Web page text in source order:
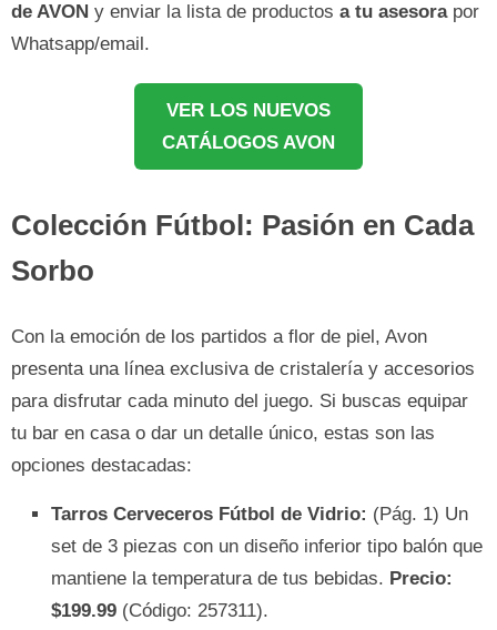
de AVON y enviar la lista de productos a tu asesora por
Whatsapp/email.
VER LOS NUEVOS
CATÁLOGOS AVON
Colección Fútbol: Pasión en Cada
Sorbo
Con la emoción de los partidos a flor de piel, Avon
presenta una línea exclusiva de cristalería y accesorios
para disfrutar cada minuto del juego. Si buscas equipar
tu bar en casa o dar un detalle único, estas son las
opciones destacadas:
Tarros Cerveceros Fútbol de Vidrio: (Pág. 1) Un
set de 3 piezas con un diseño inferior tipo balón que
mantiene la temperatura de tus bebidas. Precio:
$199.99 (Código: 257311).